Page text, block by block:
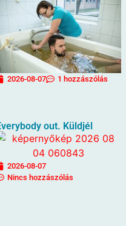
2026-08-07 1 hozzászólás
out. Küldjél
2026-08-07
Nincs hozzászólás